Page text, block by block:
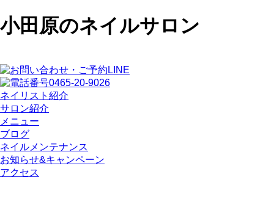
小田原のネイルサロン
ネイリスト紹介
サロン紹介
メニュー
ブログ
ネイルメンテナンス
お知らせ&キャンペーン
アクセス